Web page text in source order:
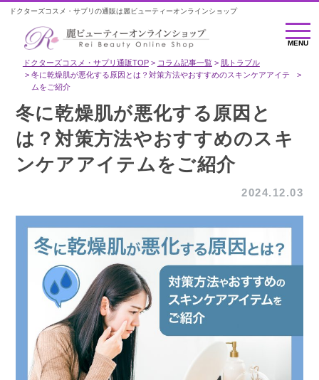
ドクターズコスメ・サプリの通販は麗ビューティーオンラインショップ
MENU
MENU
ドクターズコスメ・サプリ通販TOP コラム記事一覧
肌トラブル
冬に乾燥肌が悪化する原因とは？対策方法やおすすめのスキンケアアイテ
ムをご紹介
冬に乾燥肌が悪化する原因と
は？対策方法やおすすめのスキ
ンケアアイテムをご紹介
2024.12.03